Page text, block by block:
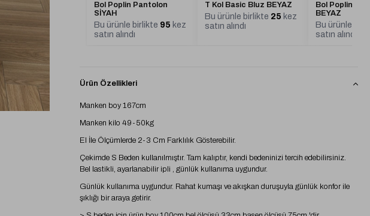
Bol Poplin Pantolon
SİYAH
Bu ürünle birlikte 95 kez
satın alındı
T Kol Basic Bluz BEYAZ
Bu ürünle birlikte 25 kez
satın alındı
Bol Poplin
BEYAZ
Bu ürünle
satın alındı
Ürün Özellikleri
Manken boy 167cm
Manken kilo 49-50kg
El İle Ölçümlerde 2-3 Cm Farklılık Gösterebilir.
Çekimde S Beden kullanılmıştır. Tam kalıptır, kendi bedeninizi tercih edebilirsiniz.
Bel lastikli, ayarlanabilir ipli , günlük kullanıma uygundur.
Günlük kullanıma uygundur. Rahat kumaşı ve akışkan duruşuyla günlük konfor ile
şıklığı bir araya getirir.